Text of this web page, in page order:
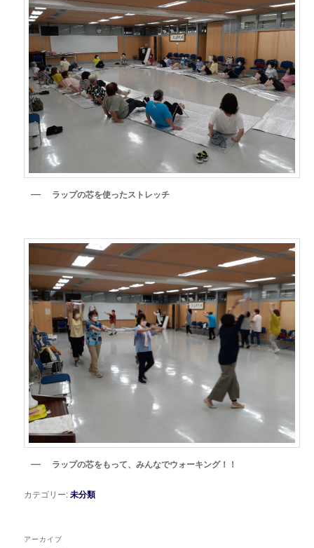
ラップの芯を使ったストレッチ
ラップの芯をもって、みんなでウォーキング！！
カテゴリー:未分類
アーカイブ